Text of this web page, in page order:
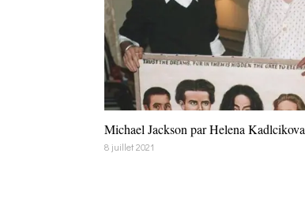
Michael Jackson par Helena Kadlcikova
8 juillet 2021